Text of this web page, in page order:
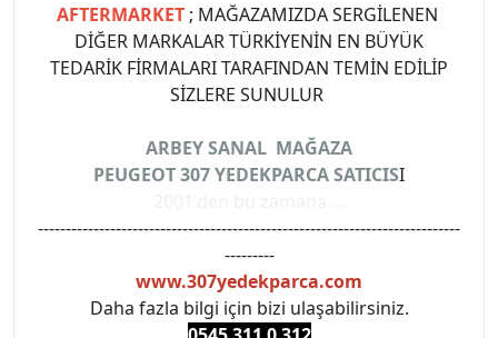
AFTERMARKET ; MAĞAZAMIZDA SERGİLENEN
DİĞER MARKALAR TÜRKİYENİN EN BÜYÜK
TEDARİK FİRMALARI TARAFINDAN TEMİN EDİLİP
SİZLERE SUNULUR
ARBEY SANAL MAĞAZA
PEUGEOT 307 YEDEKPARCA SATICISI
----------------------------------------------------------------------------
---------
www.307yedekparca.com
Daha fazla bilgi için bizi ulaşabilirsiniz.